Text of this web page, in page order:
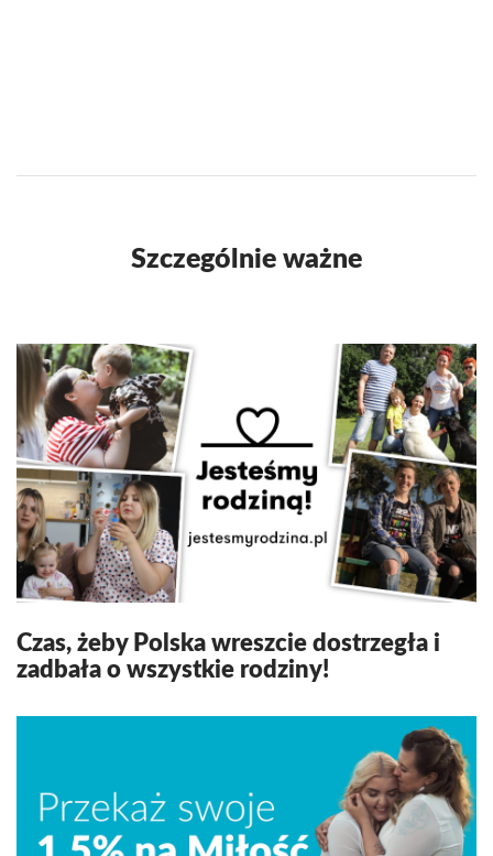
Szczególnie ważne
Czas, żeby Polska wreszcie dostrzegła i
zadbała o wszystkie rodziny!